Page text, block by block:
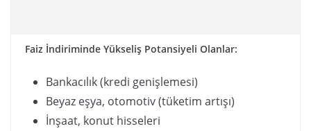
Faiz İndiriminde Yükseliş Potansiyeli Olanlar:
Bankacılık (kredi genişlemesi)
Beyaz eşya, otomotiv (tüketim artışı)
İnşaat, konut hisseleri